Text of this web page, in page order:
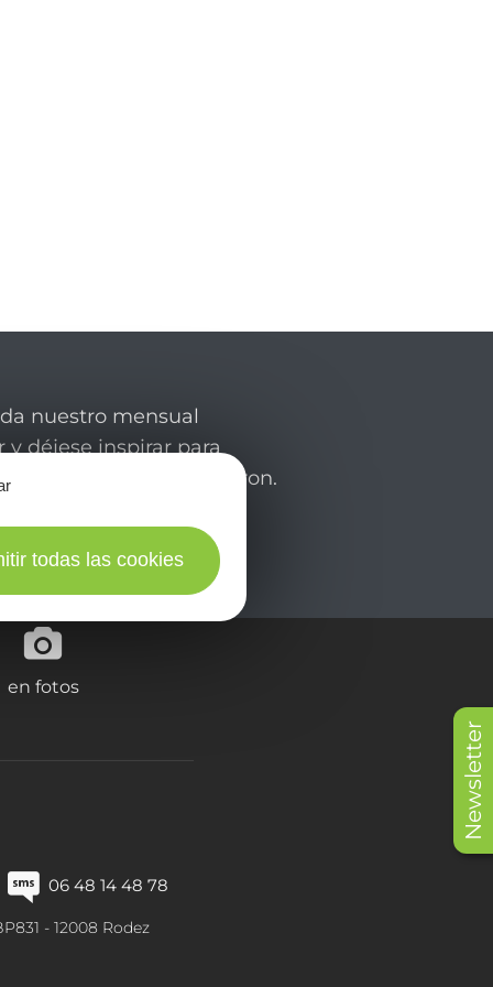
Newsletter
nuestro mensual
y déjese inspirar para
su estancia en el Aveyron.
en fotos
06 48 14 48 78
- 12008 Rodez
todas las cookies